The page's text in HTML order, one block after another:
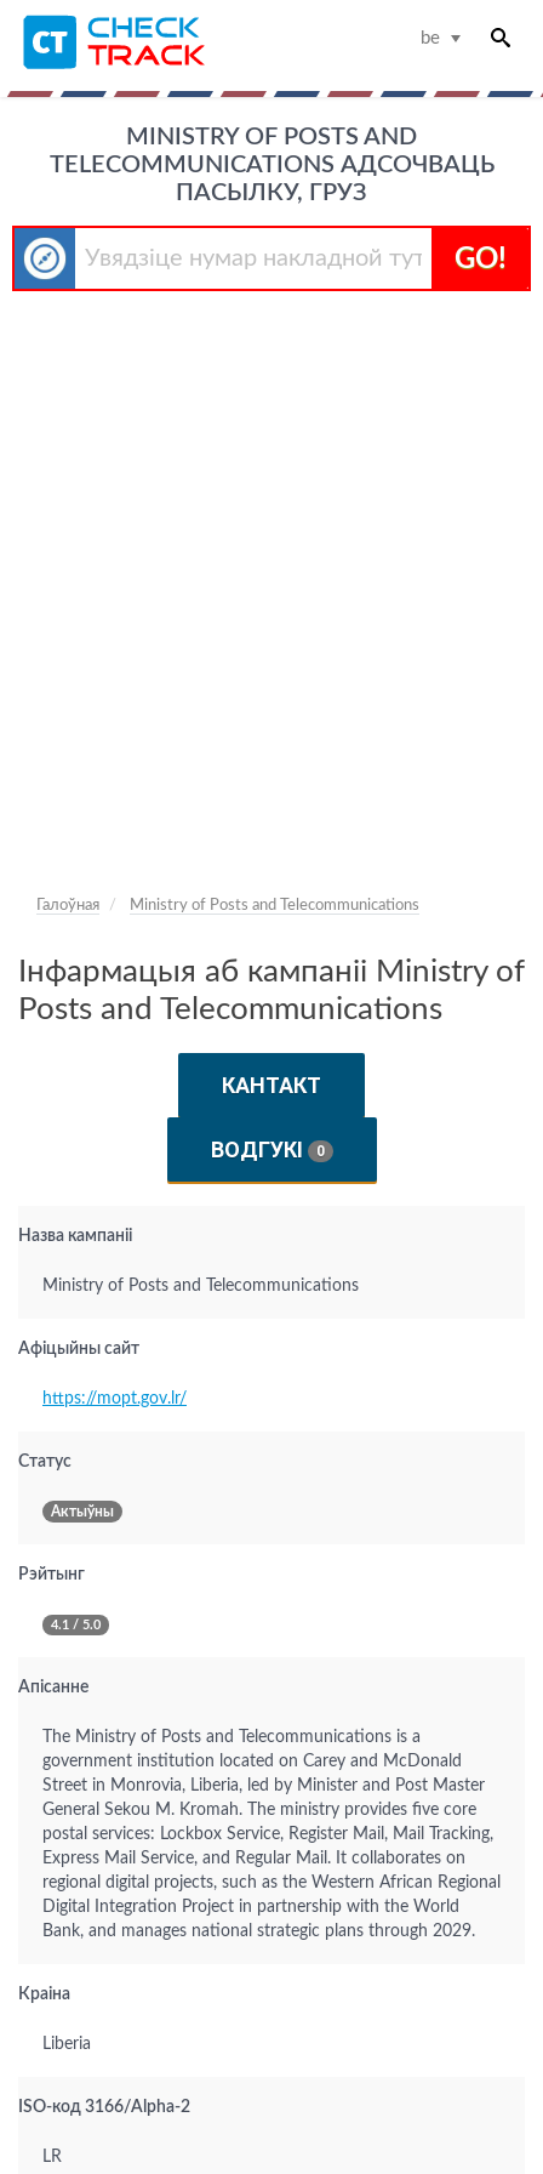
be
MINISTRY OF POSTS AND
TELECOMMUNICATIONS АДСОЧВАЦЬ
ПАСЫЛКУ, ГРУЗ
GO!
Галоўная Ministry of Posts and Telecommunications
Інфармацыя аб кампаніі Ministry of
Posts and Telecommunications
КАНТАКТ
ВОДГУКІ 0
Назва кампаніі
Ministry of Posts and Telecommunications
Афіцыйны сайт
https://mopt.gov.lr/
Статус
Актыўны
Рэйтынг
4.1 / 5.0
Апісанне
The Ministry of Posts and Telecommunications is a
government institution located on Carey and McDonald
Street in Monrovia, Liberia, led by Minister and Post Master
General Sekou M. Kromah. The ministry provides five core
postal services: Lockbox Service, Register Mail, Mail Tracking,
Express Mail Service, and Regular Mail. It collaborates on
regional digital projects, such as the Western African Regional
Digital Integration Project in partnership with the World
Bank, and manages national strategic plans through 2029.
Краіна
Liberia
ISO-код 3166/Alpha-2
LR